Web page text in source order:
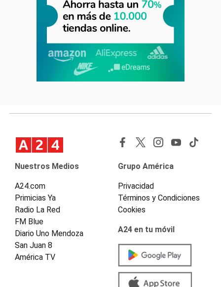
Nuestros Medios
A24.com
Primicias Ya
Radio La Red
FM Blue
Diario Uno Mendoza
San Juan 8
América TV
Grupo América
Privacidad
Términos y Condiciones
Cookies
A24 en tu móvil